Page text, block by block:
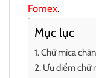
Fomex.
Mục lục
Chữ mica
Ưu điểm chữ